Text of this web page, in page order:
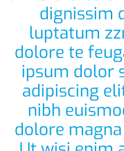
dignissim
luptatum
dolore te
ipsum dolor
adipiscing
nibh
dolore